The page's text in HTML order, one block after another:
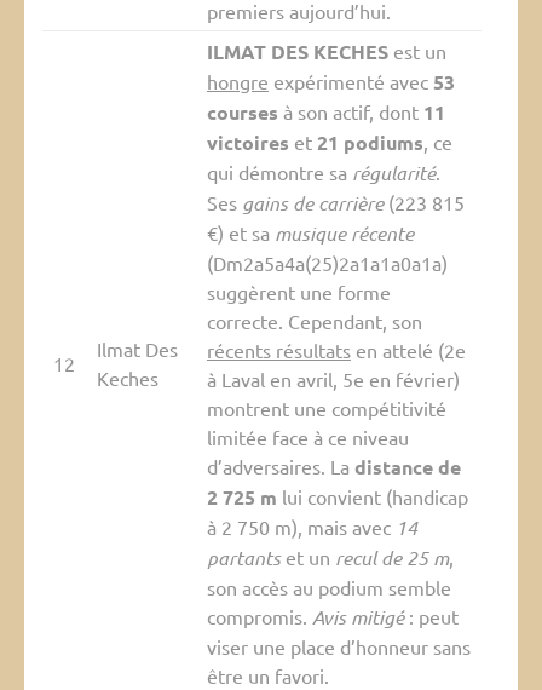
premiers aujourd’hui.
12
Ilmat Des
Keches
ILMAT DES KECHESest un
hongre expérimenté avec 53
courses à son actif, dont 11
victoires et 21 podiums, ce
qui démontre sa régularité.
Ses gains de carrière(223 815
€) et sa musique récente
(Dm2a5a4a(25)2a1a1a0a1a)
suggèrent une forme
correcte. Cependant, son
récents résultatsen attelé (2e
à Laval en avril, 5e en février)
montrent une compétitivité
limitée face à ce niveau
d’adversaires. La distance de
2 725 m lui convient (handicap
à 2 750 m), mais avec 14
partantset un recul de 25 m,
son accès au podium semble
compromis. Avis mitigé: peut
viser une place d’honneur sans
être un favori.